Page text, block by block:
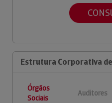
Estrutura Corporativa de
Órgãos
Sociais
Auditores